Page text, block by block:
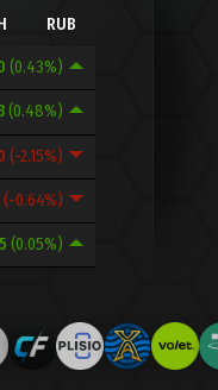
RUB
(0.43%)
(0.48%)
(-2.15%)
(-0.64%)
(0.05%)